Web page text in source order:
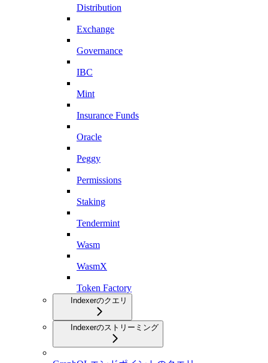
Distribution
Exchange
Governance
IBC
Mint
Insurance Funds
Oracle
Peggy
Permissions
Staking
Tendermint
Wasm
WasmX
Token Factory
Indexerのクエリ
Indexerのストリーミング